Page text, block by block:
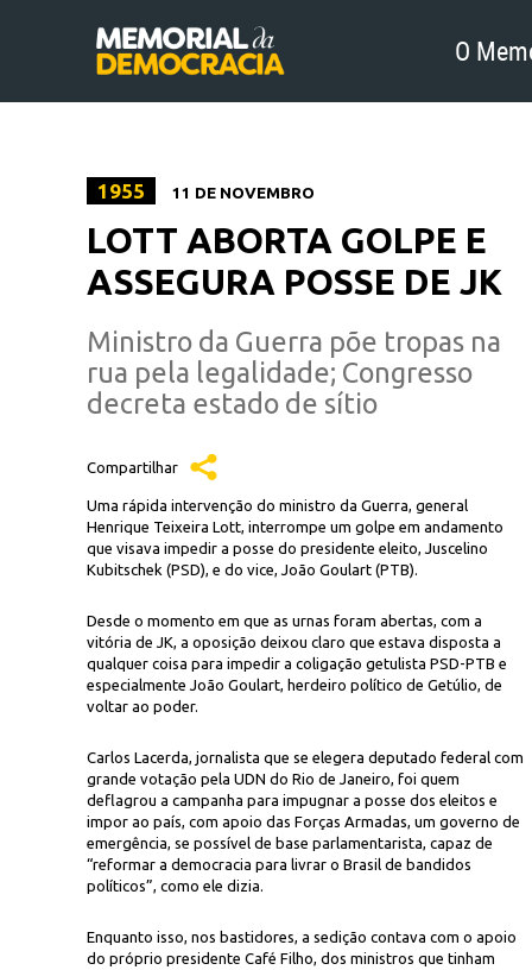
O
1955 11 DE NOVEMBRO
LOTT ABORTA GOLPE E
ASSEGURA POSSE DE JK
Ministro da Guerra põe tropas na
rua pela legalidade; Congresso
decreta estado de sítio
Compartilhar
Uma rápida intervenção do ministro da Guerra, general
Henrique Teixeira Lott, interrompe um golpe em andamento
que visava impedir a posse do presidente eleito, Juscelino
Kubitschek (PSD), e do vice, João Goulart (PTB).
Desde o momento em que as urnas foram abertas, com a
vitória de JK, a oposição deixou claro que estava disposta a
qualquer coisa para impedir a coligação getulista PSD-PTB e
especialmente João Goulart, herdeiro político de Getúlio, de
voltar ao poder.
Carlos Lacerda, jornalista que se elegera deputado federal com
grande votação pela UDN do Rio de Janeiro, foi quem
deflagrou a campanha para impugnar a posse dos eleitos e
impor ao país, com apoio das Forças Armadas, um governo de
emergência, se possível de base parlamentarista, capaz de
“reformar a democracia para livrar o Brasil de bandidos
políticos”, como ele dizia.
Enquanto isso, nos bastidores, a sedição contava com o apoio
do próprio presidente Café Filho, dos ministros que tinham
recém-empossado Café Filho, observado pelo brigadeiro